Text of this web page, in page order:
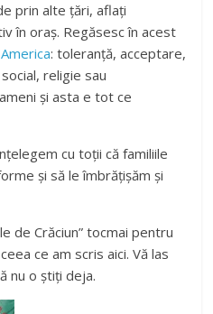
prin alte țări, aflați
în oraș. Regăsesc în acest
America: toleranță, acceptare,
religie sau
și asta e tot ce
cu toții că familiile
și să le îmbrățișăm și
de Crăciun” tocmai pentru
ce am scris aici. Vă las
nu o știți deja.